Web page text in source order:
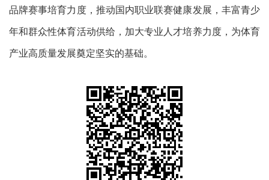
品牌赛事培育力度，推动国内职业联赛健康发展，丰富青少
年和群众性体育活动供给，加大专业人才培养力度，为体育
产业高质量发展奠定坚实的基础。